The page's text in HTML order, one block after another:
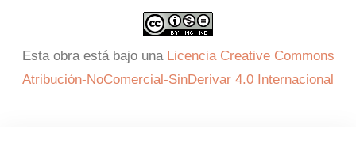
Esta obra está bajo una Licencia Creative Commons
Atribución-NoComercial-SinDerivar 4.0 Internacional